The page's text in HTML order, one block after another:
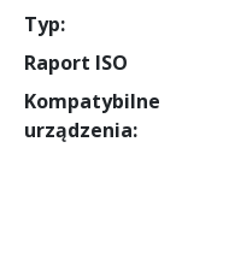
Typ:
Raport ISO
Kompatybilne
urządzenia: